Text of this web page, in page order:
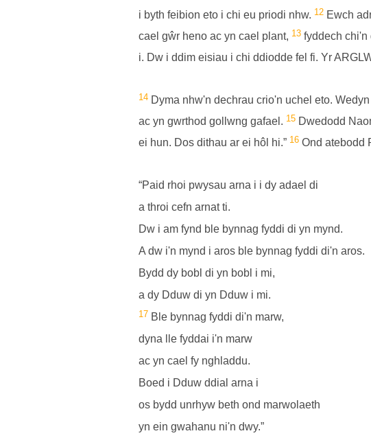
i byth feibion eto i chi eu priodi nhw. 12 Ewch
cael gŵr heno ac yn cael plant, 13 fyddech chi'n
i. Dw i ddim eisiau i chi ddiodde fel fi. Yr
14 Dyma nhw'n dechrau crio'n uchel eto.
ac yn gwrthod gollwng gafael. 15 Dwedodd
ei hun. Dos dithau ar ei hôl hi.” 16 Ond atebodd
“Paid rhoi pwysau arna i i dy adael di
a throi cefn arnat ti.
Dw i am fynd ble bynnag fyddi di yn mynd.
A dw i'n mynd i aros ble bynnag fyddi di'n aros.
Bydd dy bobl di yn bobl i mi,
a dy Dduw di yn Dduw i mi.
17 Ble bynnag fyddi di'n marw,
dyna lle fyddai i'n marw
ac yn cael fy nghladdu.
Boed i Dduw ddial arna i
os bydd unrhyw beth ond marwolaeth
yn ein gwahanu ni'n dwy.”